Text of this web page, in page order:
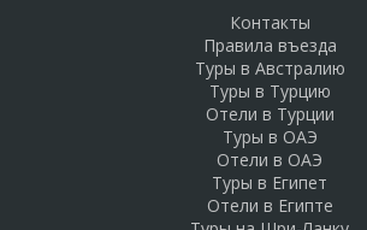
Контакты
Правила въезда
Туры в Австралию
Туры в Турцию
Отели в Турции
Туры в ОАЭ
Отели в ОАЭ
Туры в Египет
Отели в Египте